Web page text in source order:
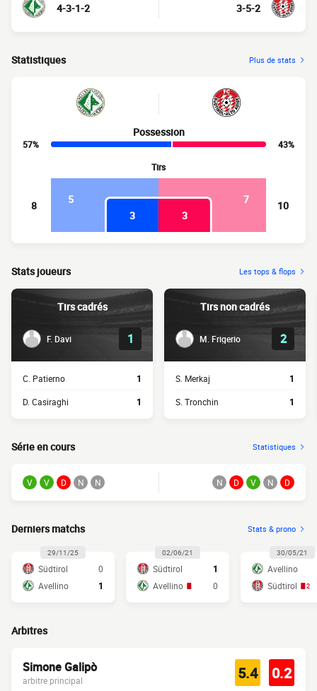
4-3-1-2 3-5-2
Statistiques Plus de stats
Possession
57%
43%
Tirs
8 5
7
3
3
10
Stats joueurs Les tops & flops
Tirs cadrés
F. Davi 1
C. Patierno 1
D. Casiraghi 1
Tirs non cadrés
M. Frigerio 2
S. Merkaj 1
S. Tronchin 1
Série en cours Statistiques
V V D N N N D V N D
Derniers matchs Stats & prono
29/11/25
Südtirol
0
Avellino
1
02/06/21
Südtirol
1
Avellino
0
30/05/21
Avellino
Südtirol
2
Arbitres
Simone Galipò
arbitre principal 5.4 0.2